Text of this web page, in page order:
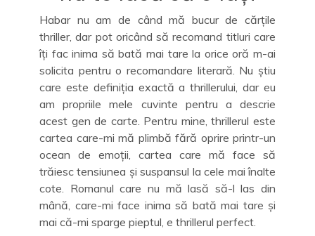
Habar nu am de când mă bucur de cărțile
thriller, dar pot oricând să recomand titluri care
îți fac inima să bată mai tare la orice oră m-ai
solicita pentru o recomandare literară. Nu știu
care este definiția exactă a thrillerului, dar eu
am propriile mele cuvinte pentru a descrie
acest gen de carte. Pentru mine, thrillerul este
cartea care-mi mă plimbă fără oprire printr-un
ocean de emoții, cartea care mă face să
trăiesc tensiunea și suspansul la cele mai înalte
cote. Romanul care nu mă lasă să-l las din
mână, care-mi face inima să bată mai tare și
mai că-mi sparge pieptul, e thrillerul perfect.